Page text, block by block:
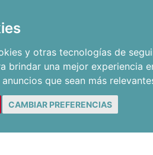
y otras tecnologías de
brindar una mejor experiencia
que sean más
CAMBIAR PREFERENCIAS